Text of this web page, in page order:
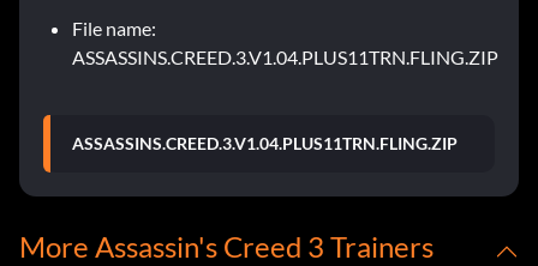
File name:
ASSASSINS.CREED.3.V1.04.PLUS11TRN.FLING.ZIP
ASSASSINS.CREED.3.V1.04.PLUS11TRN.FLING.ZIP
More Assassin's Creed 3 Trainers